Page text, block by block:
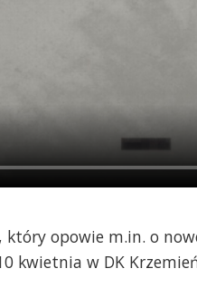
opowie m.in. o
kwietnia w DK